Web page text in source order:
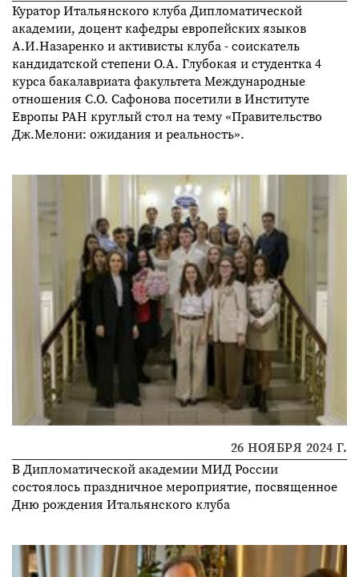
Куратор Итальянского клуба Дипломатической
академии, доцент кафедры европейских языков
А.И.Назаренко и активисты клуба - соискатель
кандидатской степени О.А. Глубокая и студентка 4
курса бакалавриата факультета Международные
отношения С.О. Сафонова посетили в Институте
Европы РАН круглый стол на тему «Правительство
Дж.Мелони: ожидания и реальность».
26 НОЯБРЯ 2024 Г.
В Дипломатической академии МИД России
состоялось праздничное мероприятие, посвященное
Дню рождения Итальянского клуба